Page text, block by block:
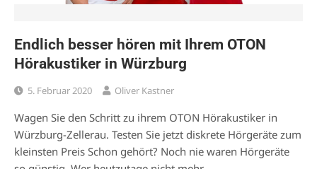
Endlich besser hören mit Ihrem OTON
Hörakustiker in Würzburg
5. Februar 2020 Oliver Kastner
Wagen Sie den Schritt zu ihrem OTON Hörakustiker in
Würzburg-Zellerau. Testen Sie jetzt diskrete Hörgeräte zum
kleinsten Preis Schon gehört? Noch nie waren Hörgeräte